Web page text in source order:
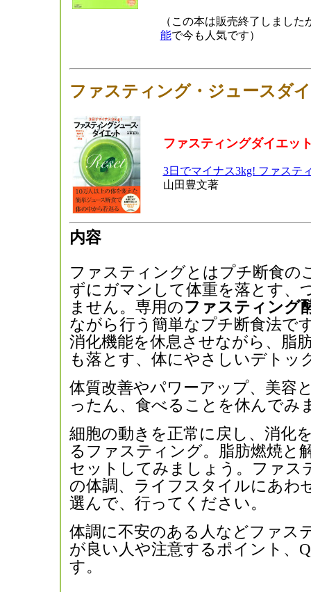
（この本は販売終了しました
能で今も人気です）
ファスティング・ジュースダ
ファスティングダイエッ
3日でマイナス3kg! ファステ
山田豊文著
内容
ファスティングとはプチ断食の
ずにガマンして体重を落とす、
ません。専用のファスティング
ながら行う簡単なプチ断食法で
消化機能を休息させながら、脂
も落とす、体にやさしいデトッ
体質改善やパワーアップ、美容
ったん、食べることを休んでみ
細胞の動きを正常に戻し、消化
るファスティング。脂肪燃焼と
セットしてみましょう。ファス
の体調、ライフスタイルにあわ
選んで、行ってください。
体調に不安のある人などファス
が良い人や注意するポイント、
す。